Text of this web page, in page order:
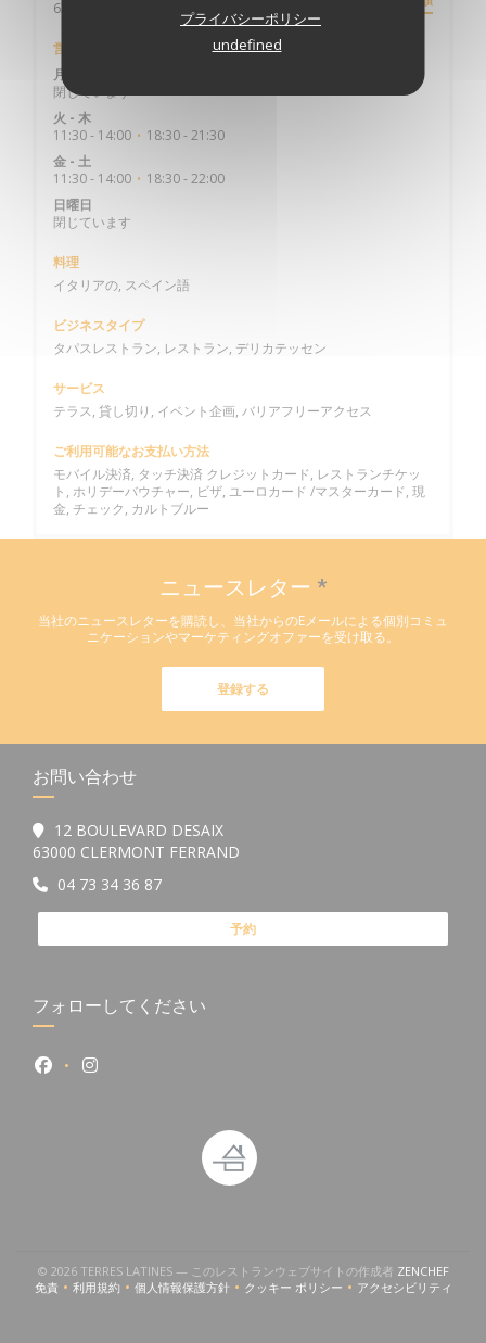
プライバシーポリシー
undefined
63000 CLERMONT FERRAND
営業時間
月曜日
閉じています
火 - 木
11:30 - 14:00 • 18:30 - 21:30
金 - 土
11:30 - 14:00 • 18:30 - 22:00
日曜日
閉じています
料理
イタリアの, スペイン語
ビジネスタイプ
タパスレストラン, レストラン, デリカテッセン
サービス
テラス, 貸し切り, イベント企画, バリアフリーアクセス
ご利用可能なお支払い方法
モバイル決済, タッチ決済 クレジットカード, レストランチケッ
ト, ホリデーバウチャー, ビザ, ユーロカード /マスターカード, 現
金, チェック, カルトブルー
ニュースレター *
当社のニュースレターを購読し、当社からのEメールによる個別コミュ
ニケーションやマーケティングオファーを受け取る。
登録する
お問い合わせ
12 BOULEVARD DESAIX
63000 CLERMONT FERRAND
04 73 34 36 87
予約
フォローしてください
Facebook ((新しいウィンドウで開きます))
Instagram ((新しいウィンドウで開きます))
© 2026 TERRES LATINES — このレストランウェブサイトの作成者 ZENCHEF((新し
免責((新しいウィンドウで開きます))
利用規約((新しいウィンドウで開きます))
個人情報保護方針((新しいウィンドウで開きます))
クッキー ポリシー((新しいウィンドウで開きます))
アクセシビリティ
((新しいウィン